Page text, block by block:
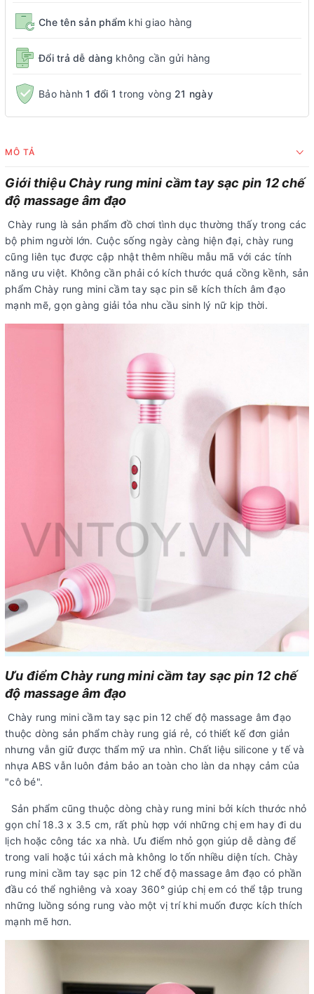
Che tên sản phẩm khi giao hàng
Đổi trả dễ dàng không cần gửi hàng
Bảo hành1 đổi 1 trong vòng 21 ngày
MÔ TẢ
Giới thiệu Chày rung mini cầm tay sạc pin 12 chế
độ massage âm đạo
Chày rung là sản phẩm đồ chơi tình dục thường thấy trong các
bộ phim người lớn. Cuộc sống ngày càng hiện đại, chày rung
cũng liên tục được cập nhật thêm nhiều mẫu mã với các tính
năng ưu việt. Không cần phải có kích thước quá cồng kềnh, sản
phẩm Chày rung mini cầm tay sạc pin sẽ kích thích âm đạo
mạnh mẽ, gọn gàng giải tỏa nhu cầu sinh lý nữ kịp thời.
Ưu điểm Chày rung mini cầm tay sạc pin 12 chế
độ massage âm đạo
Chày rung mini cầm tay sạc pin 12 chế độ massage âm đạo
thuộc dòng sản phẩm chày rung giá rẻ, có thiết kế đơn giản
nhưng vẫn giữ được thẩm mỹ ưa nhìn. Chất liệu silicone y tế và
nhựa ABS vẫn luôn đảm bảo an toàn cho làn da nhạy cảm của
"cô bé".
Sản phẩm cũng thuộc dòng chày rung mini bởi kích thước nhỏ
gọn chỉ 18.3 x 3.5 cm, rất phù hợp với những chị em hay đi du
lịch hoặc công tác xa nhà. Ưu điểm nhỏ gọn giúp dễ dàng để
trong vali hoặc túi xách mà không lo tốn nhiều diện tích. Chày
rung mini cầm tay sạc pin 12 chế độ massage âm đạo có phần
đầu có thể nghiêng và xoay 360° giúp chị em có thể tập trung
những luồng sóng rung vào một vị trí khi muốn được kích thích
mạnh mẽ hơn.